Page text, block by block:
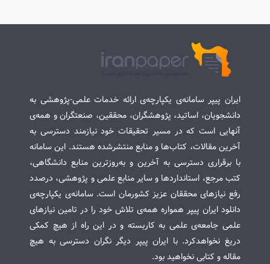
ایران پیپر سامانه‌ی یکپارچه‌ی ارائه خدمات علمی-پژوهشی به
دانشجویان، اساتید، پژوهشگران، محققین، صنعتگران و همه‌ی
آنهایی است که در مسیر تحقیقات خود نیازمند دسترسی به
آخرین مقالات، کتاب‌ها و منابع منتشرشده هستند. این سامانه
با برقراری دسترسی به آخرین و به‌روزترین منابع دانشگاهی،
کتب مرجع، استانداردها و سایر منابع علمی و پژوهشی، درصدد
رفع نیازهای محققان عزیز کشورمان است. سامانه‌ی یکپارچه‌ی
دانلود ایران پیپر همواره همه‌ی تلاش خود را در تامین نیازهای
علمی جامعه‌ی علمی به کاربسته و در این راه از هیچ کمکی
دریغ نخواهدکرد. با ایران پیپر دیگر نگران دسترسی به هیچ
مقاله و کتابی نخواهید بود.